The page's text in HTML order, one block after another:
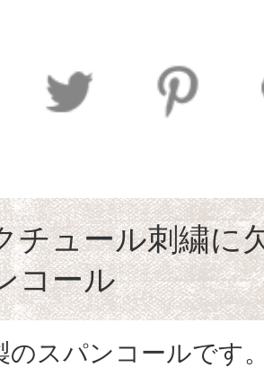
チュール刺繍に
コール
のスパンコールです